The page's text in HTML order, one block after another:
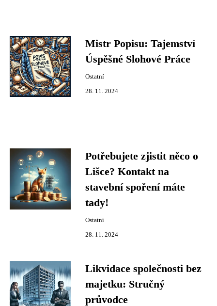
Mistr Popisu: Tajemství
Úspěšné Slohové Práce
Ostatní
28. 11. 2024
Potřebujete zjistit něco o
Lišce? Kontakt na
stavební spoření máte
tady!
Ostatní
28. 11. 2024
Likvidace společnosti bez
majetku: Stručný
průvodce